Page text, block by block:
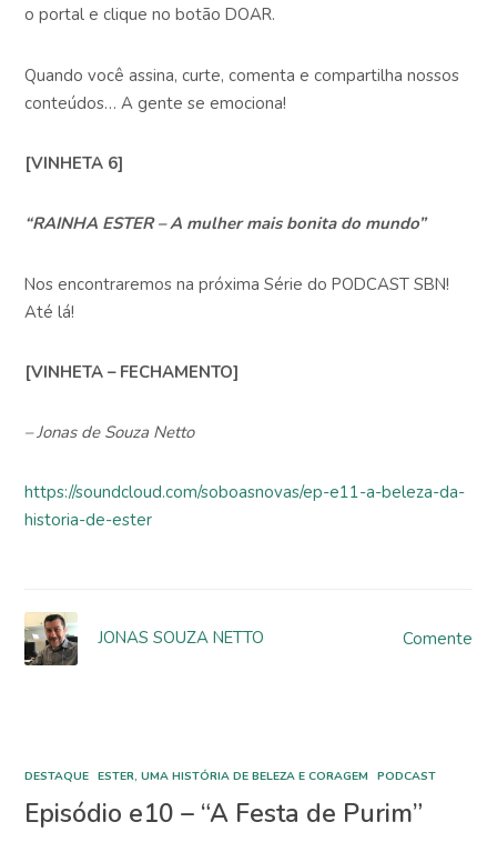
o portal e clique no botão DOAR.
Quando você assina, curte, comenta e compartilha nossos
conteúdos… A gente se emociona!
[VINHETA 6]
“RAINHA ESTER – A mulher mais bonita do mundo”
Nos encontraremos na próxima Série do PODCAST SBN!
Até lá!
[VINHETA – FECHAMENTO]
– Jonas de Souza Netto
https://soundcloud.com/soboasnovas/ep-e11-a-beleza-da-
historia-de-ester
Comente
JONAS SOUZA NETTO
DESTAQUE ESTER, UMA HISTÓRIA DE BELEZA E CORAGEM PODCAST
Episódio e10 – “A Festa de Purim”